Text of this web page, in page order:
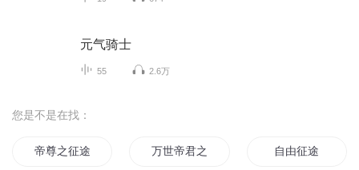
元气骑士
55 2.6万
您是不是在找：
帝尊之征途 万世帝君之征途 自由征途